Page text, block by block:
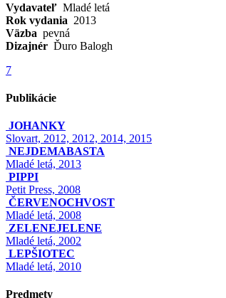
Vydavateľ Mladé letá
Rok vydania 2013
Väzba pevná
Dizajnér Ďuro Balogh
7
Publikácie
JOHANKY
Slovart, 2012, 2012, 2014, 2015
NEJDEMABASTA
Mladé letá, 2013
PIPPI
Petit Press, 2008
ČERVENOCHVOST
Mladé letá, 2008
ZELENEJELENE
Mladé letá, 2002
LEPŠIOTEC
Mladé letá, 2010
Predmety